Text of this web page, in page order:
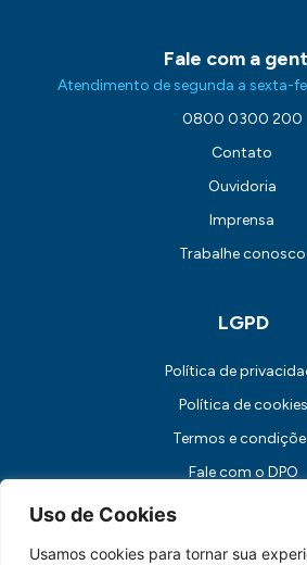
Uso de Cookies
Usamos cookies para tornar sua
Fale com a
Atendimento de segunda a sexta-
0800 0300 200
Contato
Ouvidoria
Imprensa
Trabalhe conosco
LGPD
Política de
Política de cookies
Termos e
Fale com o DPO
Canal de Comunicação com os